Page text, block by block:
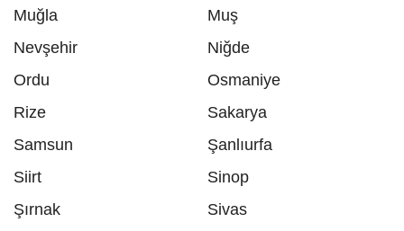
Muğla
Muş
Nevşehir
Niğde
Ordu
Osmaniye
Rize
Sakarya
Samsun
Şanlıurfa
Siirt
Sinop
Şırnak
Sivas